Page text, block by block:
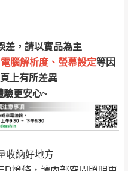
差，請以實品為主
腦解析度、螢幕設定等因
上有所差異
驗更安心~
收納好地方
、天候惡劣、過於偏遠之
過於困難等因素，導致無
最大努力完成配送外，視
賣家無提供吊掛服務，若
吊運，費用將由買方自行
ID：@dershin)，並
完整包裝。鑑賞期間
之汙損破壞，恕無法
定每周(三)、(日)兩天
服務，超過7日鑑賞
客人使用習慣、居家